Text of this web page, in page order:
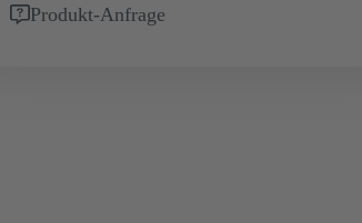
Produkt-Anfrage